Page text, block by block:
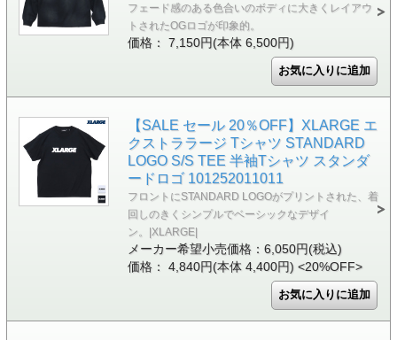
フェード感のある色合いのボディに大きくレイアウ
トされたOGロゴが印象的。
価格： 7,150円(本体 6,500円)
【SALE セール 20％OFF】XLARGE エ
クストララージ Tシャツ STANDARD
LOGO S/S TEE 半袖Tシャツ スタンダ
ードロゴ 101252011011
フロントにSTANDARD LOGOがプリントされた、着
回しのきくシンプルでベーシックなデザイ
ン。|XLARGE|
メーカー希望小売価格：6,050円(税込)
価格： 4,840円(本体 4,400円) <20%OFF>